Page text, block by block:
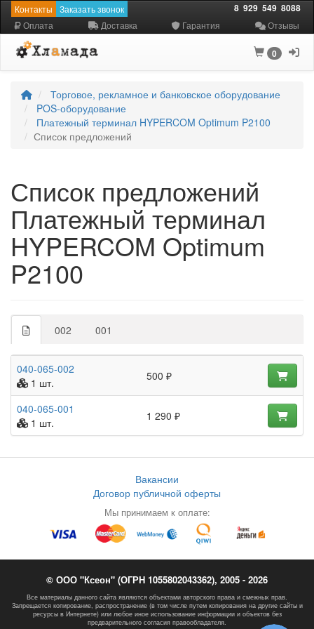
Контакты Заказать звонок 8 929 549 8088
Оплата Доставка Гарантия Отзывы
0
Торговое, рекламное и банковское оборудование
POS-оборудование
Платежный терминал HYPERCOM Optimum P2100
Список предложений
Список предложений
Платежный терминал
HYPERCOM Optimum
P2100
002 001
040-065-002
1 шт.
500 ₽
040-065-001
1 шт.
1 290 ₽
Вакансии
Договор публичной оферты
Мы принимаем к оплате:
© ООО "Ксеон" (ОГРН 1055802043362), 2005 - 2026
Все материалы данного сайта являются объектами авторского права и смежных прав.
Запрещается копирование, распространение (в том числе путем копирования на другие сайты и
ресурсы в Интернете) или любое иное использование информации и объектов без
предварительного согласия правообладателя.